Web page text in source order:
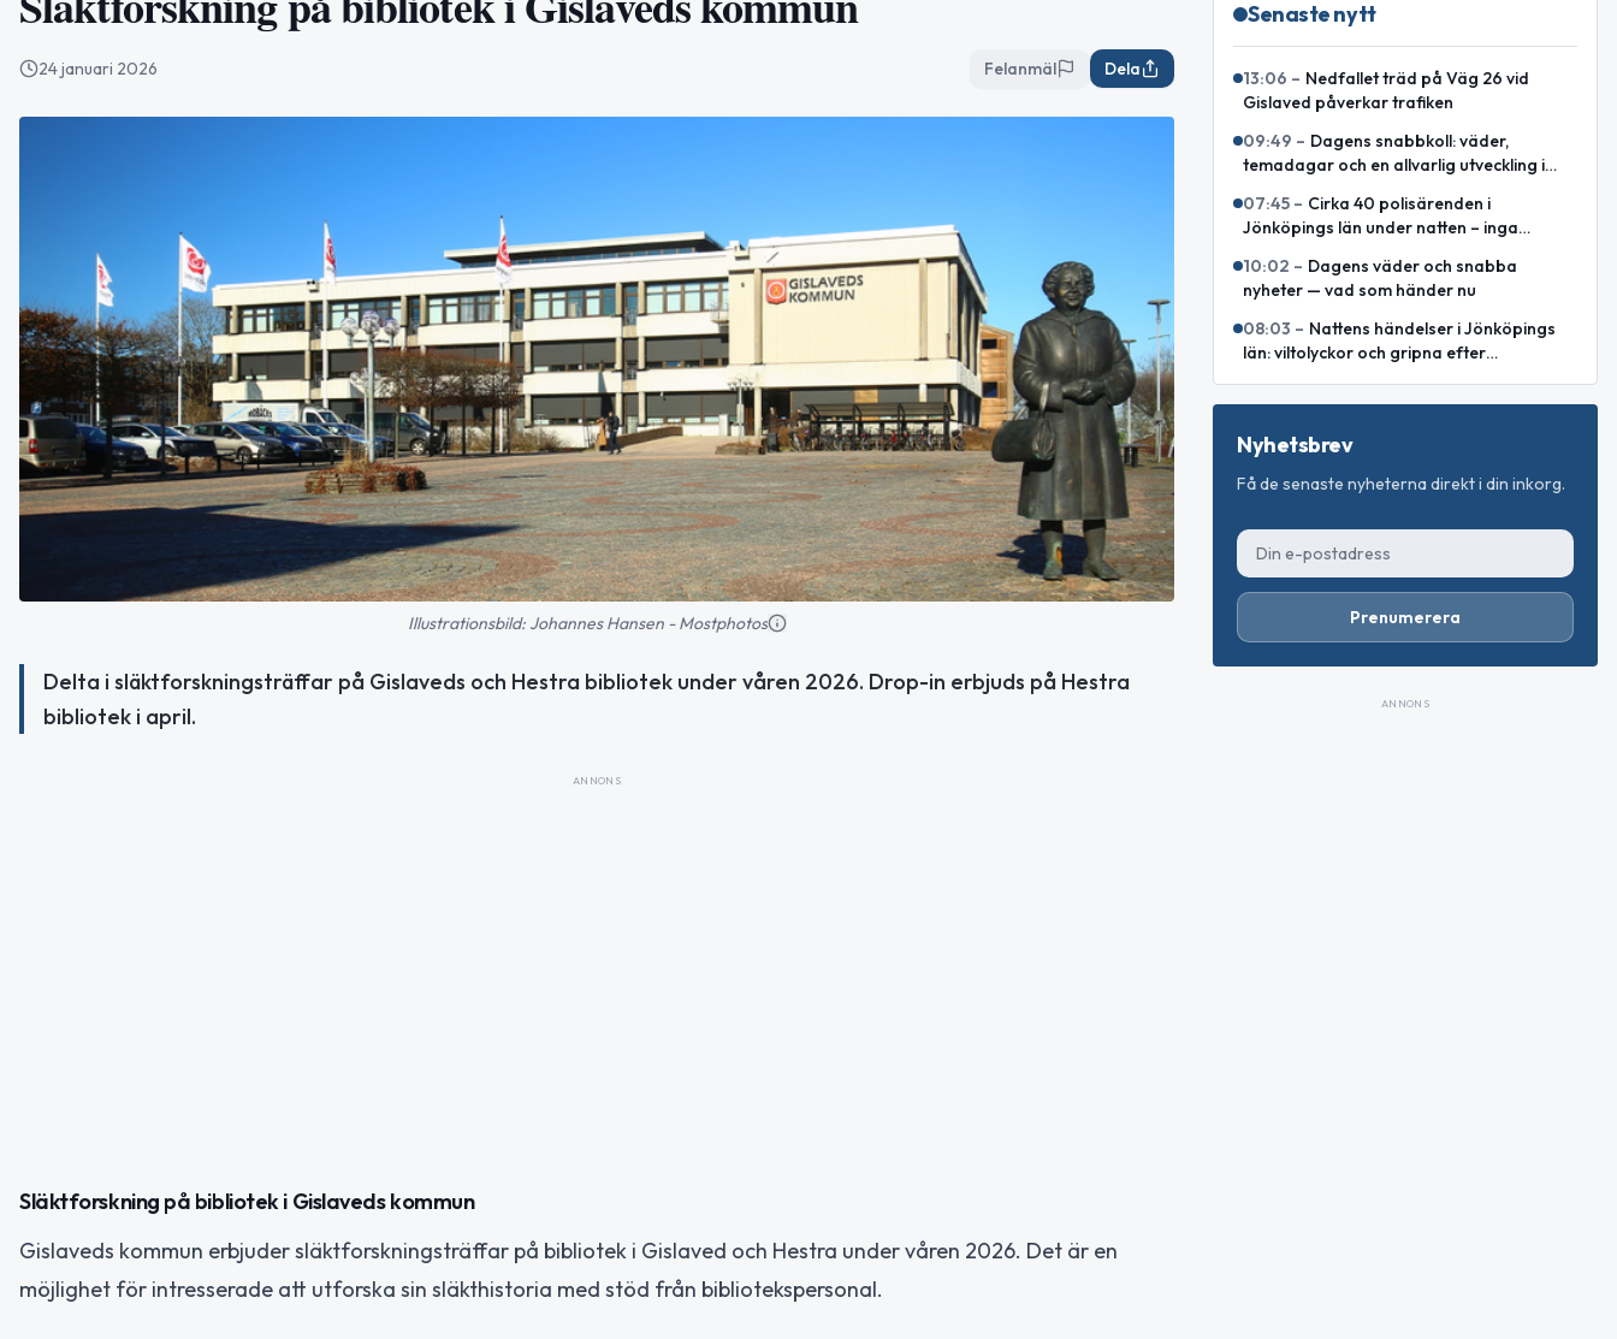
24 januari 2026 Felanmäl Dela
Illustrationsbild: Johannes Hansen - Mostphotos
Delta i släktforskningsträffar på Gislaveds och Hestra bibliotek under våren 2026. Drop-in erbjuds på Hestra
bibliotek i april.
ANNONS
Släktforskning på bibliotek i Gislaveds kommun
Gislaveds kommun erbjuder släktforskningsträffar på bibliotek i Gislaved och Hestra under våren 2026. Det är en
möjlighet för intresserade att utforska sin släkthistoria med stöd från bibliotekspersonal.
Senaste nytt
13:06 – Nedfallet träd på Väg 26 vid
Gislaved påverkar trafiken
09:49 – Dagens snabbkoll: väder,
temadagar och en allvarlig utveckling i
07:45 – Cirka 40 polisärenden i
Jönköpings län under natten – inga
10:02 – Dagens väder och snabba
nyheter — vad som händer nu
08:03 – Nattens händelser i Jönköpings
län: viltolyckor och gripna efter
Nyhetsbrev
Få de senaste nyheterna direkt i din inkorg.
Prenumerera
ANNONS